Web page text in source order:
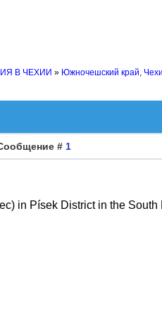
В ЧЕХИИ » Южночешский край,
# 1
in Písek District in the